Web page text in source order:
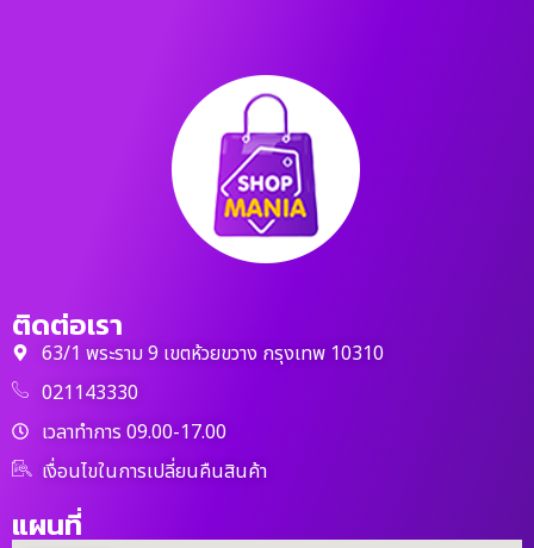
ติดต่อเรา
63/1 พระราม 9 เขตห้วยขวาง กรุงเทพ 10310
021143330
เวลาทำการ 09.00-17.00
เงื่อนไขในการเปลี่ยนคืนสินค้า
แผนที่